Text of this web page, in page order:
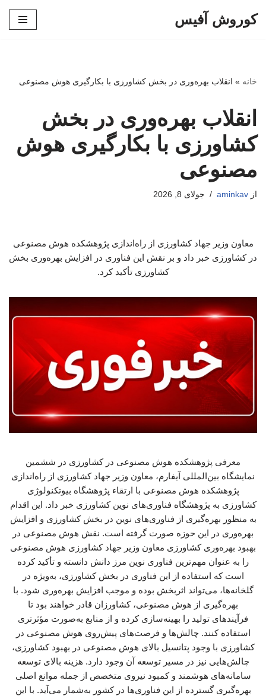
کوروش آفیس
خانه » انقلاب بهره‌وری در بخش کشاورزی با بکارگیری هوش مصنوعی
انقلاب بهره‌وری در بخش
کشاورزی با بکارگیری هوش
مصنوعی
از aminkav جولای 8, 2026
معاون وزیر جهاد کشاورزی از راه‌اندازی پژوهشکده هوش مصنوعی
در کشاورزی خبر داد و بر نقش این فناوری در افزایش بهره‌وری بخش
کشاورزی تأکید کرد.
معرفی پژوهشکده هوش مصنوعی در کشاورزی در ششمین
نمایشگاه بین‌المللی آیفارم، معاون وزیر جهاد کشاورزی از راه‌اندازی
پژوهشکده هوش مصنوعی با ارتقاء پژوهشگاه بیوتکنولوژی
کشاورزی به پژوهشگاه فناوری‌های نوین کشاورزی خبر داد. این اقدام
به منظور بهره‌گیری از فناوری‌های نوین در بخش کشاورزی و افزایش
بهره‌وری در این حوزه صورت گرفته است. نقش هوش مصنوعی در
بهبود بهره‌وری کشاورزی معاون وزیر جهاد کشاورزی هوش مصنوعی
را به عنوان مهم‌ترین فناوری نوین مرز دانش دانسته و تأکید کرده
است که استفاده از این فناوری در بخش کشاورزی، به‌ویژه در
گلخانه‌ها، می‌تواند اثربخش بوده و موجب افزایش بهره‌وری شود. با
بهره‌گیری از هوش مصنوعی، کشاورزان قادر خواهند بود تا
فرآیندهای تولید را بهینه‌سازی کرده و از منابع به‌صورت مؤثرتری
استفاده کنند. چالش‌ها و فرصت‌های پیش‌روی هوش مصنوعی در
کشاورزی با وجود پتانسیل بالای هوش مصنوعی در بهبود کشاورزی،
چالش‌هایی نیز در مسیر توسعه آن وجود دارد. هزینه بالای توسعه
سامانه‌های هوشمند و کمبود نیروی متخصص از جمله موانع اصلی
بهره‌گیری گسترده از این فناوری‌ها در کشور به‌شمار می‌آید. با این